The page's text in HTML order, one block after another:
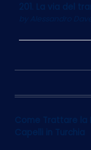
201. La via del
Come Trattare la
Capelli in Turchia